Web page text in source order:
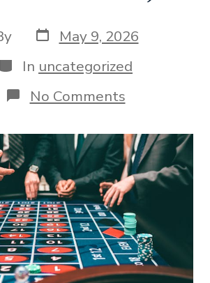
Post
date
May 9, 2026
Categories
In uncategorized
No Commentson
Ārzemju
Platformas:
Ekspertu
Pārskats
Pasaules
Kazino
Industrijā